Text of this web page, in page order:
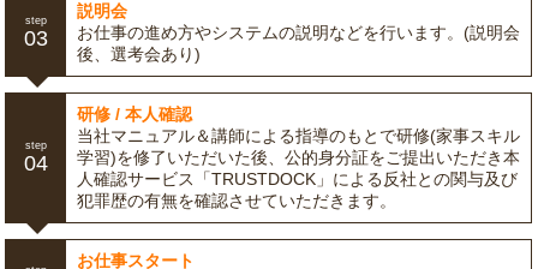
step
03
説明会
お仕事の進め方やシステムの説明などを行います。(説明会
後、選考会あり)
step
04
研修 / 本人確認
当社マニュアル＆講師による指導のもとで研修(家事スキル
学習)を修了いただいた後、公的身分証をご提出いただき本
人確認サービス「TRUSTDOCK」による反社との関与及び
犯罪歴の有無を確認させていただきます。
お仕事スタート